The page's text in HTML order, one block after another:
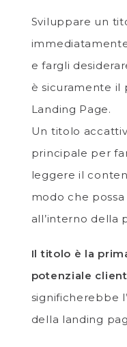
Sviluppare un
e fargli
è sicuramente il
Landing Page.
Un titolo
principale per
leggere il
modo che
all’interno della
Il titolo è la
potenziale
significherebbe
della landing